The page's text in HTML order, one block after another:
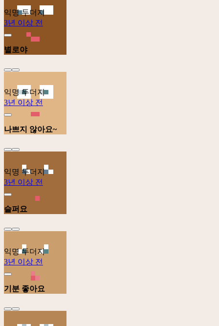
익명 두더지
3년 이상 전
별로야
익명 두더지
3년 이상 전
나쁘지 않아요~
익명 두더지
3년 이상 전
슬퍼요
익명 두더지
3년 이상 전
기분 좋아요